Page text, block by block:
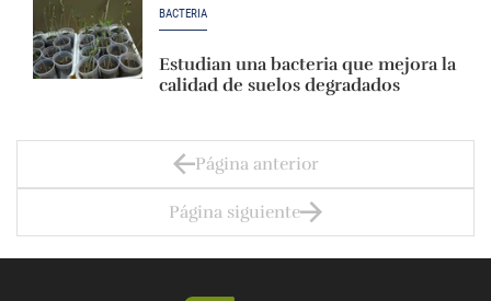
BACTERIA
Estudian una bacteria que mejora la
calidad de suelos degradados
Página anterior
Página siguiente